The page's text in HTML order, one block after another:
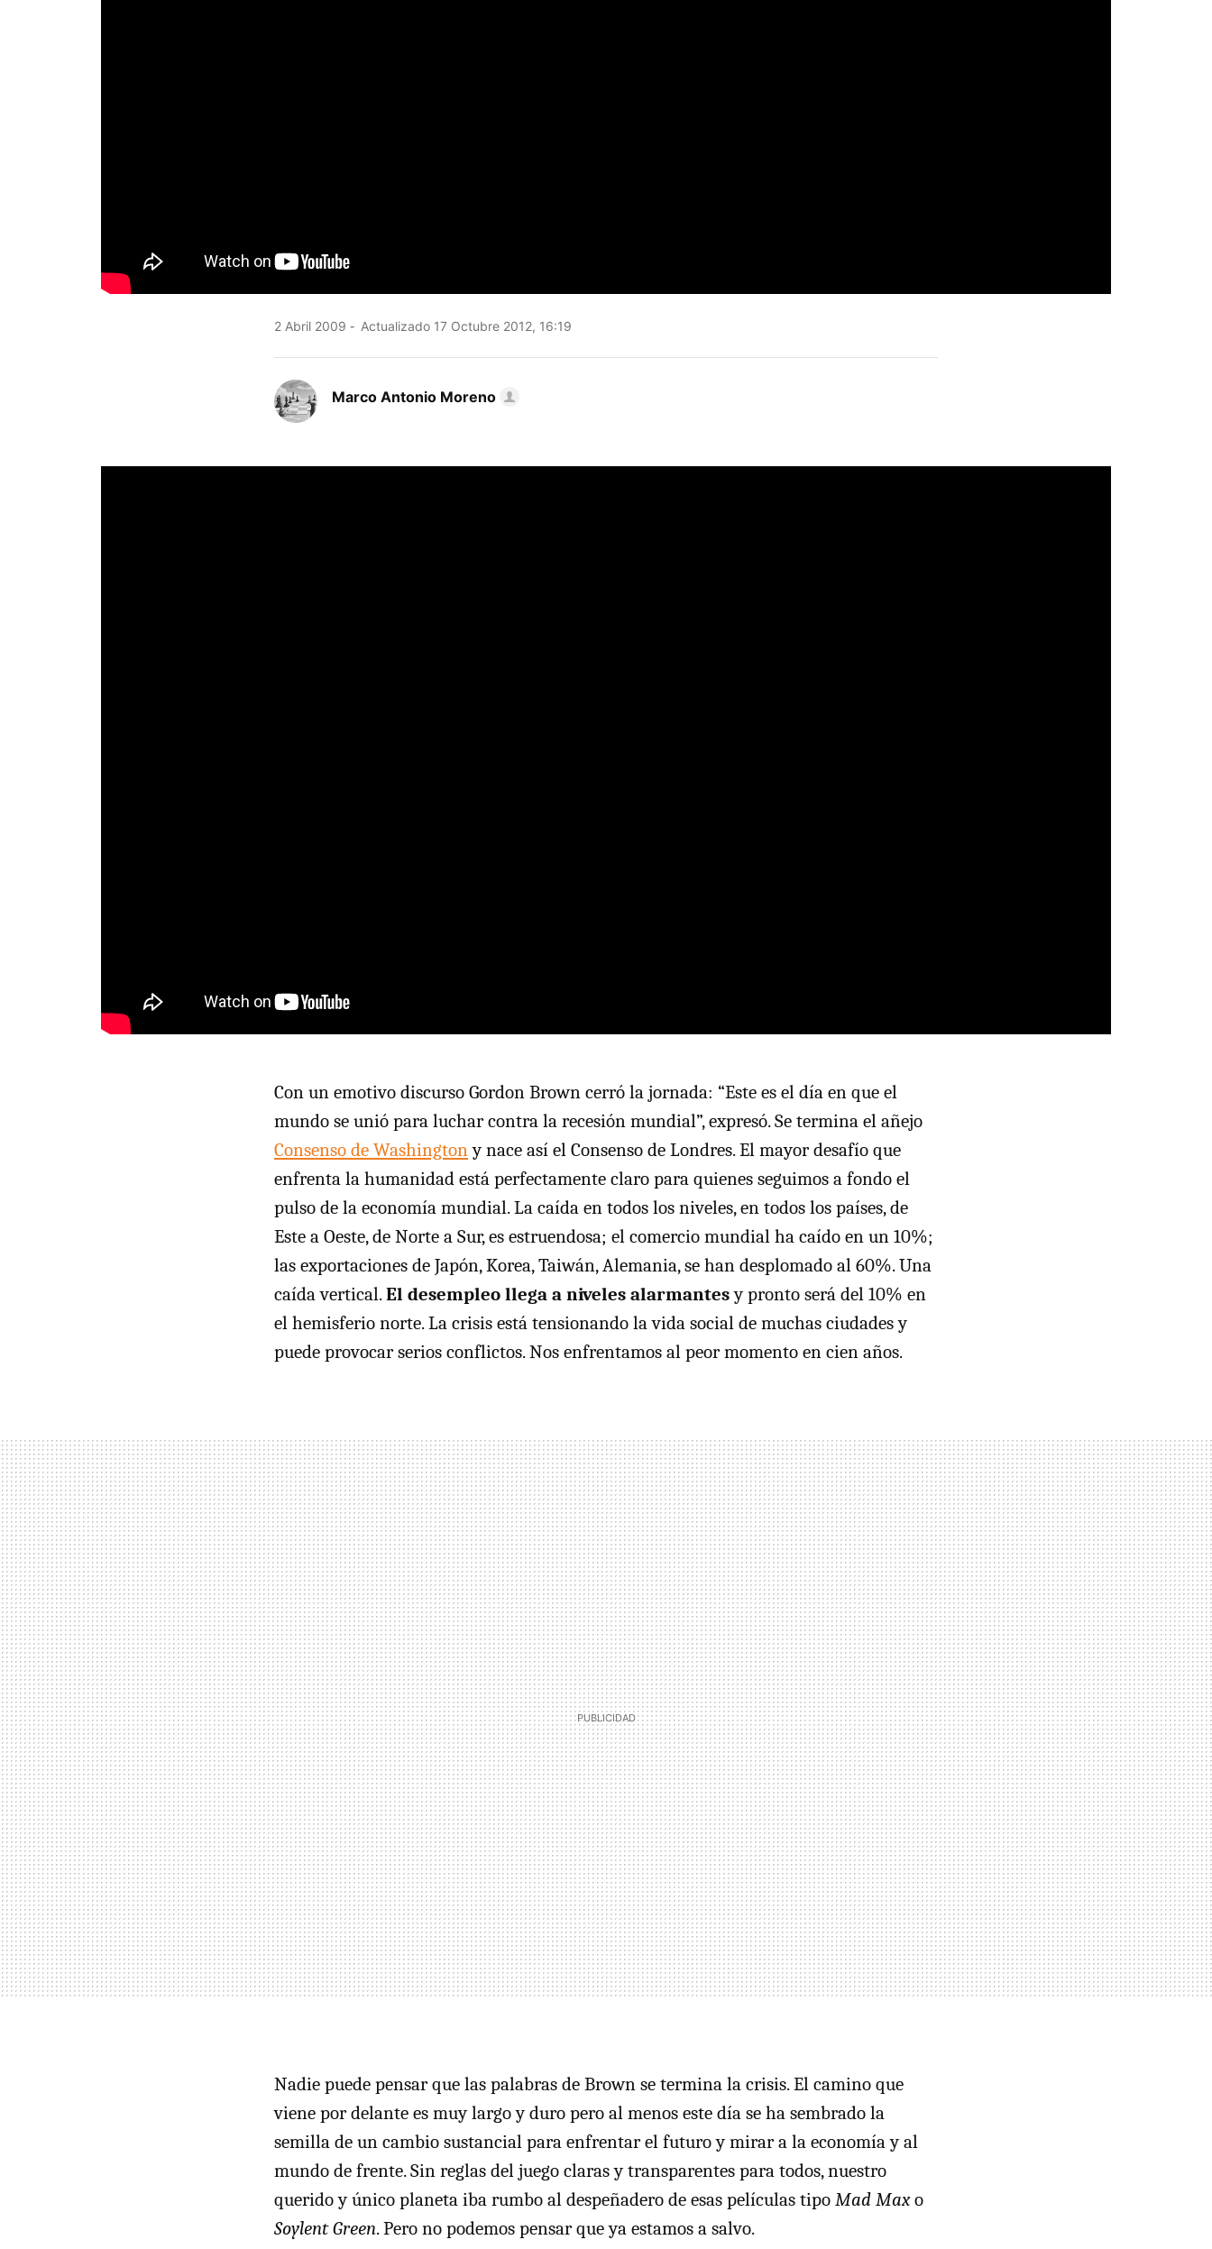
2 Abril 2009 Actualizado 17 Octubre 2012, 16:19
Marco Antonio Moreno
Con un emotivo discurso Gordon Brown cerró la jornada: “Este es el día en que el
mundo se unió para luchar contra la recesión mundial”, expresó. Se termina el añejo
Consenso de Washingtony nace así el Consenso de Londres. El mayor desafío que
enfrenta la humanidad está perfectamente claro para quienes seguimos a fondo el
pulso de la economía mundial. La caída en todos los niveles, en todos los países, de
Este a Oeste, de Norte a Sur, es estruendosa; el comercio mundial ha caído en un 10%;
las exportaciones de Japón, Korea, Taiwán, Alemania, se han desplomado al 60%. Una
caída vertical.El desempleo llega a niveles alarmantesy pronto será del 10% en
el hemisferio norte. La crisis está tensionando la vida social de muchas ciudades y
puede provocar serios conflictos. Nos enfrentamos al peor momento en cien años.
Nadie puede pensar que las palabras de Brown se termina la crisis. El camino que
viene por delante es muy largo y duro pero al menos este día se ha sembrado la
semilla de un cambio sustancial para enfrentar el futuro y mirar a la economía y al
mundo de frente. Sin reglas del juego claras y transparentes para todos, nuestro
querido y único planeta iba rumbo al despeñadero de esas películas tipo Mad Maxo
Soylent Green. Pero no podemos pensar que ya estamos a salvo.